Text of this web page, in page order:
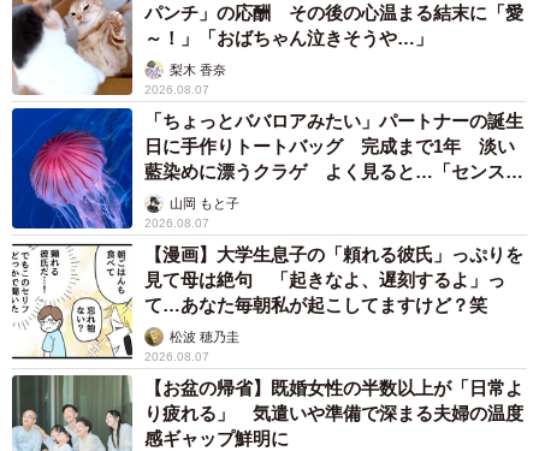
パンチ」の応酬 その後の心温まる結末に「愛
～！」「おばちゃん泣きそうや…」
梨木 香奈
2026.08.07
「ちょっとババロアみたい」パートナーの誕生
日に手作りトートバッグ 完成まで1年 淡い
藍染めに漂うクラゲ よく見ると…「センスす
ごい」山岡 もと子
2026.08.07
【漫画】大学生息子の「頼れる彼氏」っぷりを
見て母は絶句 「起きなよ、遅刻するよ」っ
て…あなた毎朝私が起こしてますけど？笑
松波 穂乃圭
2026.08.07
【お盆の帰省】既婚女性の半数以上が「日常よ
り疲れる」 気遣いや準備で深まる夫婦の温度
感ギャップ鮮明に